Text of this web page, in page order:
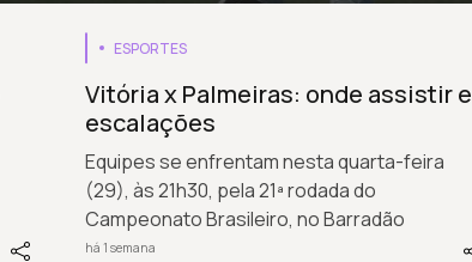
ESPORTES
Vitória x Palmeiras: onde assistir e
escalações
Equipes se enfrentam nesta quarta-feira
(29), às 21h30, pela 21ª rodada do
Campeonato Brasileiro, no Barradão
há 1 semana